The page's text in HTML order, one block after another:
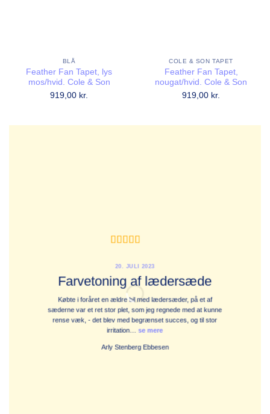
BLÅ
Feather Fan Tapet, lys
mos/hvid. Cole & Son
919,00 kr.
COLE & SON TAPET
Feather Fan Tapet,
nougat/hvid. Cole & Son
919,00 kr.
20. JULI 2023
Farvetoning af lædersæde
Købte i foråret en ældre bil med lædersæder, på et af
sæderne var et ret stor plet, som jeg regnede med at kunne
rense væk, - det blev med begrænset succes, og til stor
irritation… se mere
Arly Stenberg Ebbesen